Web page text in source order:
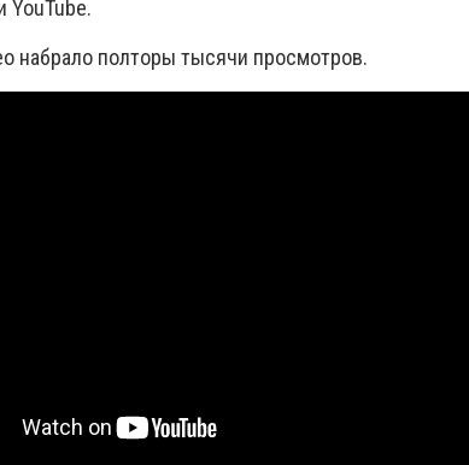
YouTube.
набрало полторы тысячи просмотров.